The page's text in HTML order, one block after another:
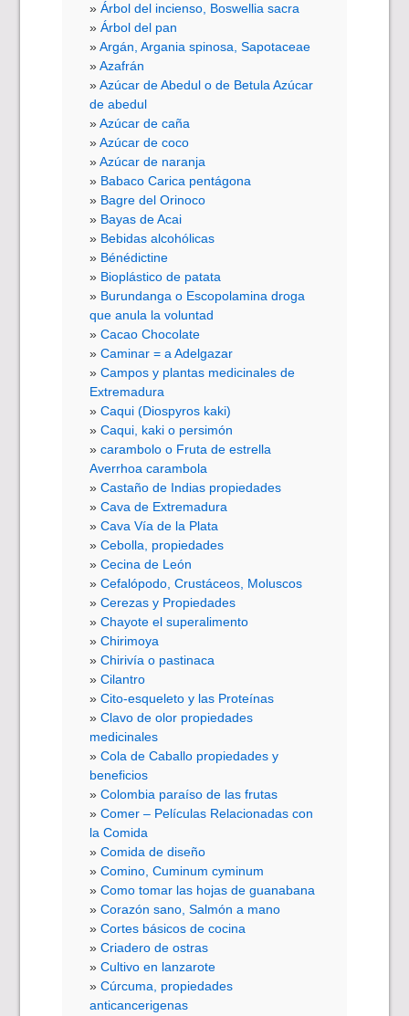
Árbol del incienso, Boswellia sacra
Árbol del pan
Argán, Argania spinosa, Sapotaceae
Azafrán
Azúcar de Abedul o de Betula Azúcar
de abedul
Azúcar de caña
Azúcar de coco
Azúcar de naranja
Babaco Carica pentágona
Bagre del Orinoco
Bayas de Acai
Bebidas alcohólicas
Bénédictine
Bioplástico de patata
Burundanga o Escopolamina droga
que anula la voluntad
Cacao Chocolate
Caminar = a Adelgazar
Campos y plantas medicinales de
Extremadura
Caqui (Diospyros kaki)
Caqui, kaki o persimón
carambolo o Fruta de estrella
Averrhoa carambola
Castaño de Indias propiedades
Cava de Extremadura
Cava Vía de la Plata
Cebolla, propiedades
Cecina de León
Cefalópodo, Crustáceos, Moluscos
Cerezas y Propiedades
Chayote el superalimento
Chirimoya
Chirivía o pastinaca
Cilantro
Cito-esqueleto y las Proteínas
Clavo de olor propiedades
medicinales
Cola de Caballo propiedades y
beneficios
Colombia paraíso de las frutas
Comer – Películas Relacionadas con
la Comida
Comida de diseño
Comino, Cuminum cyminum
Como tomar las hojas de guanabana
Corazón sano, Salmón a mano
Cortes básicos de cocina
Criadero de ostras
Cultivo en lanzarote
Cúrcuma, propiedades
anticancerigenas